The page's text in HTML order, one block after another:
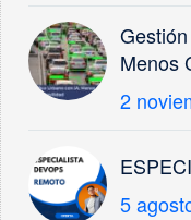
Menos
2
5